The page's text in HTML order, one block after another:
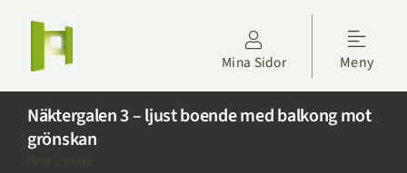
innehållet
Mina Sidor
Toggle
Meny
Näktergalen 3 – ljust boende med balkong mot
grönskan